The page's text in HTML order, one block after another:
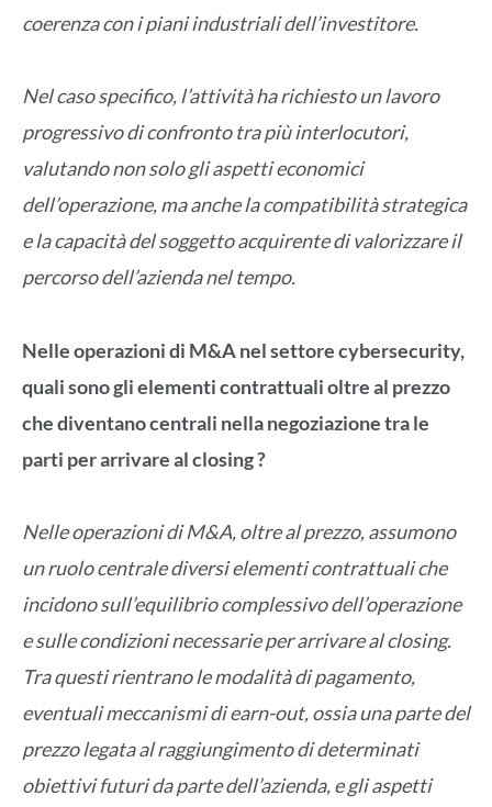
coerenza con i piani industriali dell’investitore.
Nel caso specifico, l’attività ha richiesto un lavoro
progressivo di confronto tra più interlocutori,
valutando non solo gli aspetti economici
dell’operazione, ma anche la compatibilità strategica
e la capacità del soggetto acquirente di valorizzare il
percorso dell’azienda nel tempo.
Nelle operazioni di M&A nel settore cybersecurity,
quali sono gli elementi contrattuali oltre al prezzo
che diventano centrali nella negoziazione tra le
parti per arrivare al closing ?
Nelle operazioni di M&A, oltre al prezzo, assumono
un ruolo centrale diversi elementi contrattuali che
incidono sull’equilibrio complessivo dell’operazione
e sulle condizioni necessarie per arrivare al closing.
Tra questi rientrano le modalità di pagamento,
eventuali meccanismi di earn-out, ossia una parte del
prezzo legata al raggiungimento di determinati
obiettivi futuri da parte dell’azienda, e gli aspetti